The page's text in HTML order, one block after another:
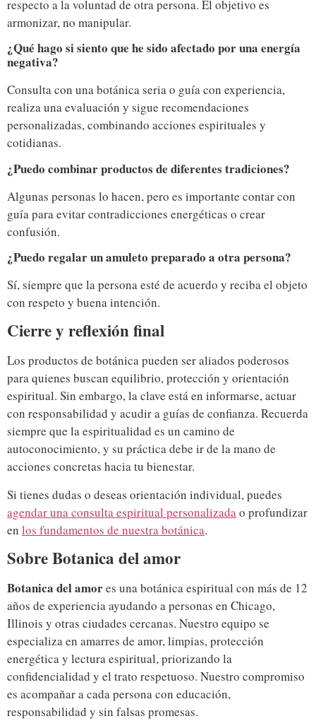
respecto a la voluntad de otra persona. El objetivo es
armonizar, no manipular.
¿Qué hago si siento que he sido afectado por una energía
negativa?
Consulta con una botánica seria o guía con experiencia,
realiza una evaluación y sigue recomendaciones
personalizadas, combinando acciones espirituales y
cotidianas.
¿Puedo combinar productos de diferentes tradiciones?
Algunas personas lo hacen, pero es importante contar con
guía para evitar contradicciones energéticas o crear
confusión.
¿Puedo regalar un amuleto preparado a otra persona?
Sí, siempre que la persona esté de acuerdo y reciba el objeto
con respeto y buena intención.
Cierre y reflexión final
Los productos de botánica pueden ser aliados poderosos
para quienes buscan equilibrio, protección y orientación
espiritual. Sin embargo, la clave está en informarse, actuar
con responsabilidad y acudir a guías de confianza. Recuerda
siempre que la espiritualidad es un camino de
autoconocimiento, y su práctica debe ir de la mano de
acciones concretas hacia tu bienestar.
Si tienes dudas o deseas orientación individual, puedes
agendar una consulta espiritual personalizadao profundizar
en los fundamentos de nuestra botánica.
Sobre Botanica del amor
Botanica del amores una botánica espiritual con más de 12
años de experiencia ayudando a personas en Chicago,
Illinois y otras ciudades cercanas. Nuestro equipo se
especializa en amarres de amor, limpias, protección
energética y lectura espiritual, priorizando la
confidencialidad y el trato respetuoso. Nuestro compromiso
es acompañar a cada persona con educación,
responsabilidad y sin falsas promesas.